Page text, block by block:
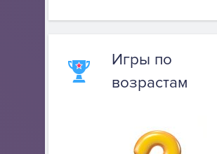
Игры по
возрастам